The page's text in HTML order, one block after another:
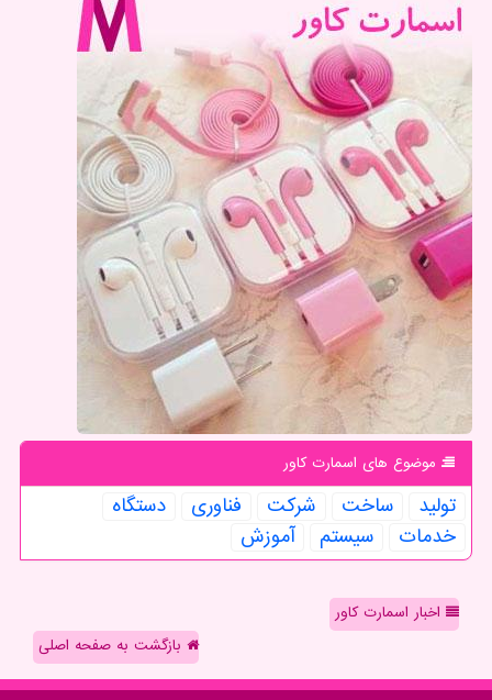
موضوع های اسمارت كاور
تولید ساخت شركت فناوری
دستگاه
خدمات
سیستم آموزش
اخبار اسمارت کاور
بازگشت به صفحه اصلی